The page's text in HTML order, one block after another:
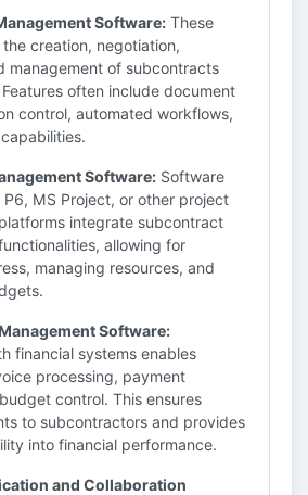
Software: These
creation, negotiation,
management of subcontracts
often include document
control, automated workflows,
Software: Software
P6, MS Project, or other project
integrate subcontract
allowing for
managing resources, and
Software:
financial systems enables
processing, payment
control. This ensures
to subcontractors and provides
into financial performance.
and Collaboration